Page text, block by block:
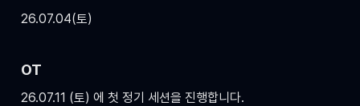
26.07.04(토)
OT
26.07.11 (토) 에 첫 정기 세션을 진행합니다.